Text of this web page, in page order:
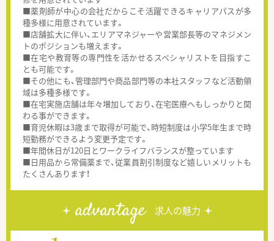
■薬剤師が中心の会社だからこそ活躍できるキャリアパスが多
種多様に用意されています。
■店舗拡大に伴い、エリアマネジャーや営業部長等のマネジメン
トのポジションも増えます。
■在宅や教育等の専門性を活かせるスペシャリストを目指すこ
とも可能です。
■その他にも、管理部門や商品部門等の本社スタッフなど活動領
域は多種多様です。
■在宅実施店舗は年々増加しており、在宅医療へもしっかりと関
わる事ができます。
■育児休暇は3歳まで取得が可能で、時短制度は小学5年生まで時
短勤務ができるよう変更予定です。
■年間休日が120日とワークライフバランスが整っています
■日用品から常備薬まで、従業員割引制度など嬉しいメリットも
たくさんあります！
advantage 求人の魅力